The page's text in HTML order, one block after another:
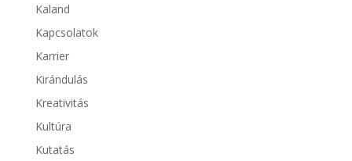
Kaland
Kapcsolatok
Karrier
Kirándulás
Kreativitás
Kultúra
Kutatás